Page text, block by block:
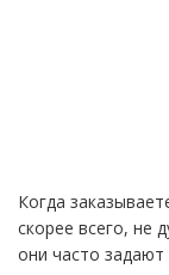
Когда
скорее всего, не
они часто